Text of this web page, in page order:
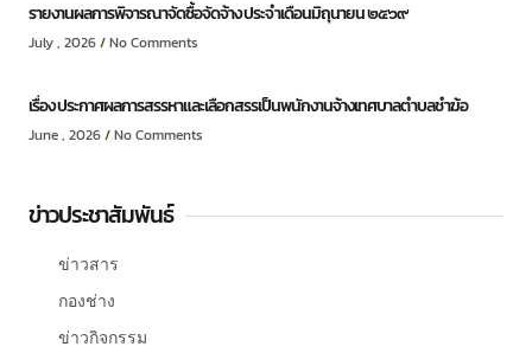
รายงานผลการพิจารณาจัดซื้อจัดจ้าง ประจำเดือนมิถุนายน ๒๕๖๙
July , 2026 No Comments
เรื่อง ประกาศผลการสรรหาและเลือกสรรเป็นพนักงานจ้างเทศบาลตำบลชำฆ้อ
June , 2026 No Comments
ข่าวประชาสัมพันธ์
ข่าวสาร
กองช่าง
ข่าวกิจกรรม